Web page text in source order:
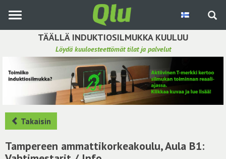
pääsisältöön
TÄÄLLÄ INDUKTIOSILMUKKA KUULUU
Löydä kuuloesteettömät tilat ja palvelut
Etsi induktiosilmukka
Tee ehdotus ja vaikuta kuulemiskokemukseen
Hae ehdotuksia
Käyttöohje
Takaisin
Tampereen ammattikorkeakoulu, Aula B1: